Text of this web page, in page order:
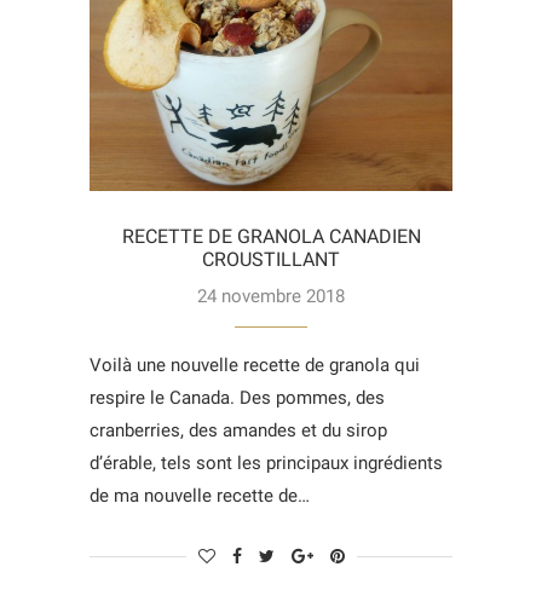
RECETTE DE GRANOLA CANADIEN
CROUSTILLANT
24 novembre 2018
Voilà une nouvelle recette de granola qui
respire le Canada. Des pommes, des
cranberries, des amandes et du sirop
d’érable, tels sont les principaux ingrédients
de ma nouvelle recette de…